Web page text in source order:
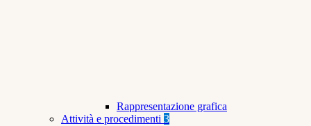
Rappresentazione grafica
Attività e procedimenti 3